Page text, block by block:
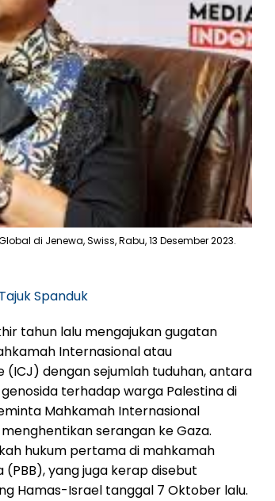
di Jenewa, Swiss, Rabu, 13 Desember 2023.
tahun lalu mengajukan gugatan
Internasional atau
dengan sejumlah tuduhan, antara
terhadap warga Palestina di
Mahkamah Internasional
serangan ke Gaza.
hukum pertama di mahkamah
yang juga kerap disebut
Hamas-Israel tanggal 7 Oktober lalu.